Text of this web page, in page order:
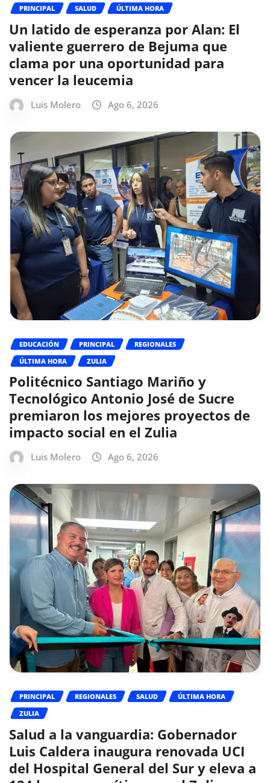
PRINCIPAL SALUD ÚLTIMA HORA
Un latido de esperanza por Alan: El
valiente guerrero de Bejuma que
clama por una oportunidad para
vencer la leucemia
Luis Molero Ago 6, 2026
EDUCACIÓN PRINCIPAL
REGIONALES
ÚLTIMA HORA
ZULIA
Politécnico Santiago Mariño y
Tecnológico Antonio José de Sucre
premiaron los mejores proyectos de
impacto social en el Zulia
Luis Molero Ago 6, 2026
PRINCIPAL REGIONALES SALUD
ÚLTIMA HORA
ZULIA
Salud a la vanguardia: Gobernador
Luis Caldera inaugura renovada UCI
del Hospital General del Sur y eleva a